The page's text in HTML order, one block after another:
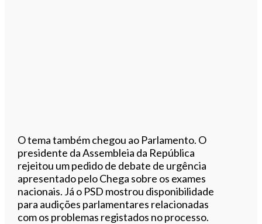
O tema também chegou ao Parlamento. O
presidente da Assembleia da República
rejeitou um pedido de debate de urgência
apresentado pelo Chega sobre os exames
nacionais. Já o PSD mostrou disponibilidade
para audições parlamentares relacionadas
com os problemas registados no processo.